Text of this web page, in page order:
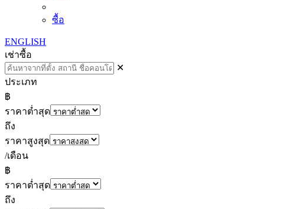
ซื้อ
ENGLISH
เช่าซื้อ
✕
ประเภท
฿
ราคาต่ำสุด
ถึง
ราคาสูงสุด
/เดือน
฿
ราคาต่ำสุด
ถึง